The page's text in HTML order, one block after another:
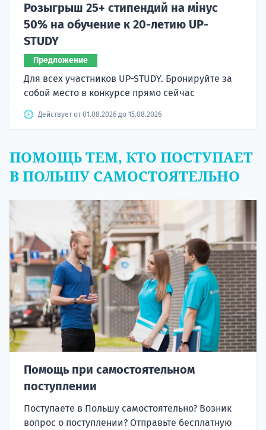
Розыгрыш 25+ стипендий на мінус
50% на обучение к 20-летию UP-
STUDY
Предложение
Для всех участников UP-STUDY. Бронируйте за
собой место в конкурсе прямо сейчас
Действует от 01.08.2026 до 15.08.2026
ПОМОЩЬ ТЕМ, КТО ПОСТУПАЕТ
В ПОЛЬШУ САМОСТОЯТЕЛЬНО
Помощь при самостоятельном
поступлении
Поступаете в Польшу самостоятельно? Возник
вопрос о поступлении? Отправьте бесплатную